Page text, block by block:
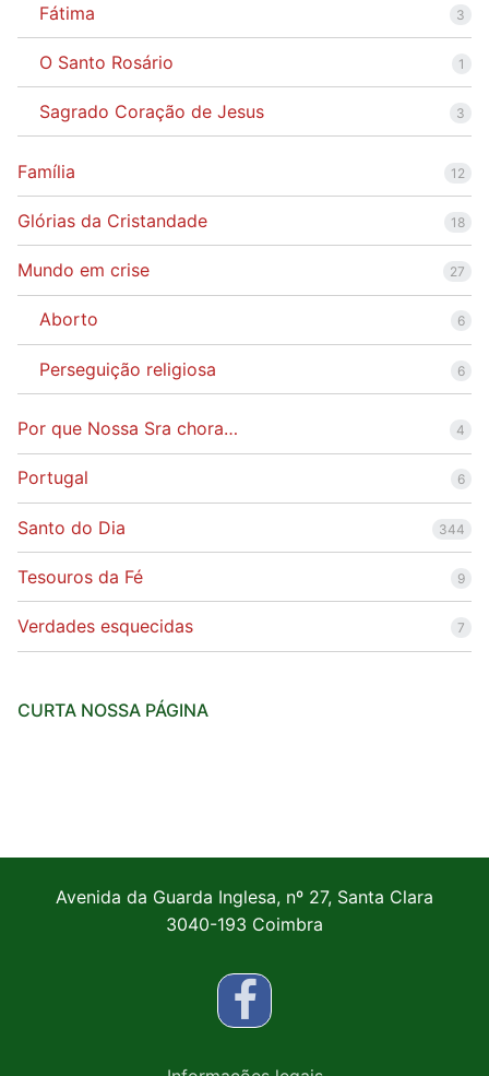
Fátima 3
O Santo Rosário 1
Sagrado Coração de Jesus 3
Família 12
Glórias da Cristandade 18
Mundo em crise 27
Aborto 6
Perseguição religiosa 6
Por que Nossa Sra chora… 4
Portugal 6
Santo do Dia 344
Tesouros da Fé 9
Verdades esquecidas 7
CURTA NOSSA PÁGINA
Avenida da Guarda Inglesa, nº 27, Santa Clara
3040-193 Coimbra